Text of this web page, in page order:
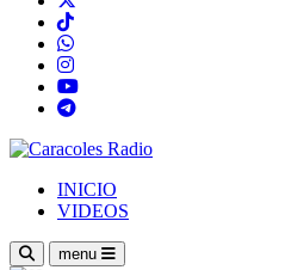
INICIO
VIDEOS
menu